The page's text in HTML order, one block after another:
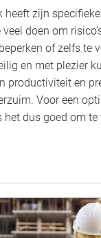
heeft zijn specifieke
doen om
of zelfs te
en met plezier
productiviteit en
Voor een
dus goed om te